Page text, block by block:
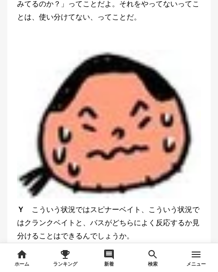
みてるのか？」ってことだよ。それをやってないってこ
とは、使い分けてない、ってことだ。
Ｙ こういう状況ではスピナーベイト、こういう状況で
はクランクベイトと、バスがどちらによく反応するか見
分けることはできるんでしょうか。
ホーム ランキング 新着 検索 メニュー